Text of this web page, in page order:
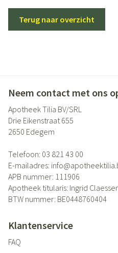
Terug naar overzicht
Neem contact met ons
Apotheek Tilia BV/SRL
Drie Eikenstraat 655
2650 Edegem
Telefoon: 03 821 43 00
E-mailadres: info@
APB nummer: 111906
Apotheek titularis: Ingrid
BTW nummer: BE0448760404
Klantenservice
FAQ